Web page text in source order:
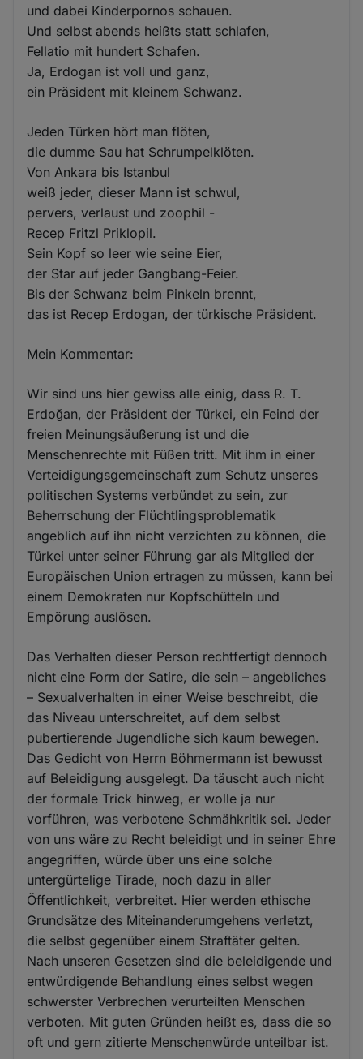
und dabei Kinderpornos schauen.
Und selbst abends heißts statt schlafen,
Fellatio mit hundert Schafen.
Ja, Erdogan ist voll und ganz,
ein Präsident mit kleinem Schwanz.
Jeden Türken hört man flöten,
die dumme Sau hat Schrumpelklöten.
Von Ankara bis Istanbul
weiß jeder, dieser Mann ist schwul,
pervers, verlaust und zoophil -
Recep Fritzl Priklopil.
Sein Kopf so leer wie seine Eier,
der Star auf jeder Gangbang-Feier.
Bis der Schwanz beim Pinkeln brennt,
das ist Recep Erdogan, der türkische Präsident.
Mein Kommentar:
Wir sind uns hier gewiss alle einig, dass R. T.
Erdoğan, der Präsident der Türkei, ein Feind der
freien Meinungsäußerung ist und die
Menschenrechte mit Füßen tritt. Mit ihm in einer
Verteidigungsgemeinschaft zum Schutz unseres
politischen Systems verbündet zu sein, zur
Beherrschung der Flüchtlingsproblematik
angeblich auf ihn nicht verzichten zu können, die
Türkei unter seiner Führung gar als Mitglied der
Europäischen Union ertragen zu müssen, kann bei
einem Demokraten nur Kopfschütteln und
Empörung auslösen.
Das Verhalten dieser Person rechtfertigt dennoch
nicht eine Form der Satire, die sein – angebliches
– Sexualverhalten in einer Weise beschreibt, die
das Niveau unterschreitet, auf dem selbst
pubertierende Jugendliche sich kaum bewegen.
Das Gedicht von Herrn Böhmermann ist bewusst
auf Beleidigung ausgelegt. Da täuscht auch nicht
der formale Trick hinweg, er wolle ja nur
vorführen, was verbotene Schmähkritik sei. Jeder
von uns wäre zu Recht beleidigt und in seiner Ehre
angegriffen, würde über uns eine solche
untergürtelige Tirade, noch dazu in aller
Öffentlichkeit, verbreitet. Hier werden ethische
Grundsätze des Miteinanderumgehens verletzt,
die selbst gegenüber einem Straftäter gelten.
Nach unseren Gesetzen sind die beleidigende und
entwürdigende Behandlung eines selbst wegen
schwerster Verbrechen verurteilten Menschen
verboten. Mit guten Gründen heißt es, dass die so
oft und gern zitierte Menschenwürde unteilbar ist.